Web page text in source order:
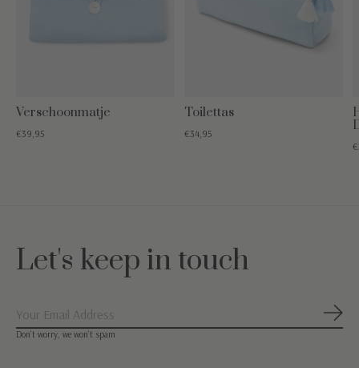
Verschoonmatje
€39,95
Toilettas
€34,95
Let's keep in touch
Don’t worry, we won’t spam